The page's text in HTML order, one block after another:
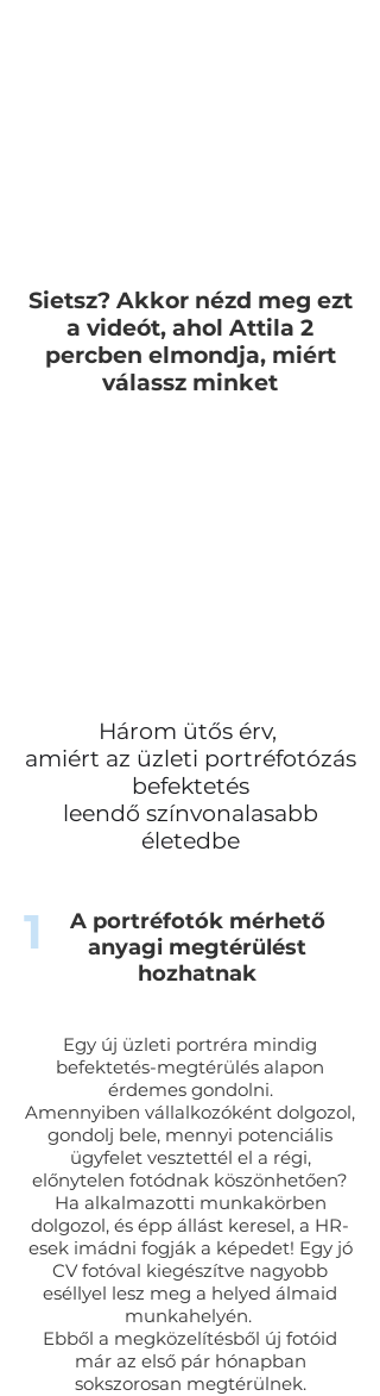
Sietsz? Akkor nézd meg ezt
a videót, ahol Attila 2
percben elmondja, miért
válassz minket
Három ütős érv,
amiért az üzleti portréfotózás
befektetés
leendő színvonalasabb
életedbe
1
A portréfotók mérhető
anyagi megtérülést
hozhatnak
Egy új üzleti portréra mindig
befektetés-megtérülés alapon
érdemes gondolni.
Amennyiben vállalkozóként dolgozol,
gondolj bele, mennyi potenciális
ügyfelet vesztettél el a régi,
előnytelen fotódnak köszönhetően?
Ha alkalmazotti munkakörben
dolgozol, és épp állást keresel, a HR-
esek imádni fogják a képedet! Egy jó
CV fotóval kiegészítve nagyobb
eséllyel lesz meg a helyed álmaid
munkahelyén.
Ebből a megközelítésből új fotóid
már az első pár hónapban
sokszorosan megtérülnek.